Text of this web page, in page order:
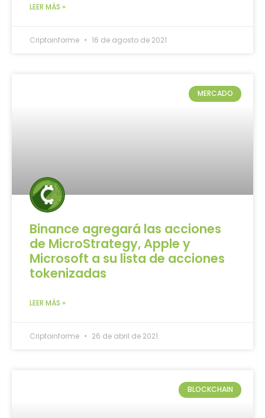
LEER MÁS »
Criptoinforme 16 de agosto de 2021
MERCADO
Binance agregará las acciones
de MicroStrategy, Apple y
Microsoft a su lista de acciones
tokenizadas
LEER MÁS »
Criptoinforme 26 de abril de 2021
BLOCKCHAIN